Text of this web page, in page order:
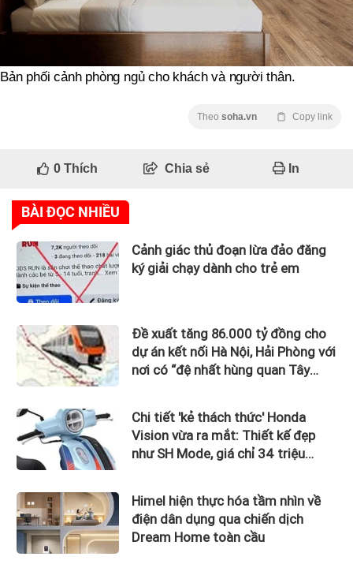
Bản phối cảnh phòng ngủ cho khách và người thân.
Theo soha.vn Copy link
0Thích Chia sẻ In
BÀI ĐỌC NHIỀU
Cảnh giác thủ đoạn lừa đảo đăng
ký giải chạy dành cho trẻ em
Đề xuất tăng 86.000 tỷ đồng cho
dự án kết nối Hà Nội, Hải Phòng với
nơi có “đệ nhất hùng quan Tây
Chi tiết 'kẻ thách thức' Honda
Vision vừa ra mắt: Thiết kế đẹp
như SH Mode, giá chỉ 34 triệu
Himel hiện thực hóa tầm nhìn về
điện dân dụng qua chiến dịch
Dream Home toàn cầu